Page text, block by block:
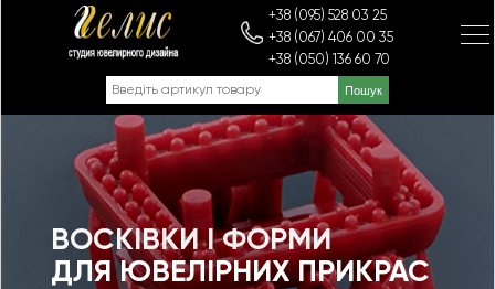
+38 (095) 528 03 25
+38 (067) 406 00 35
+38 (050) 136 60 70
ВОСКІВКИ І ФОРМИ
ДЛЯ ЮВЕЛІРНИХ ПРИКРАС